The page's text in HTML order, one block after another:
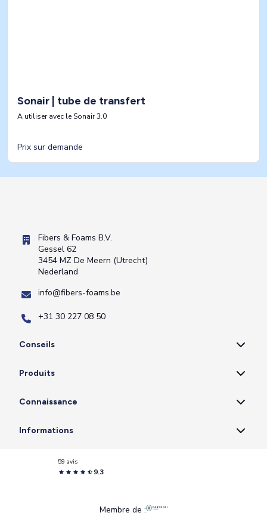
Sonair | tube de transfert
A utiliser avec le Sonair 3.0
Prix sur demande
Fibers & Foams B.V.
Gessel 62
3454 MZ De Meern (Utrecht)
Nederland
info@fibers-foams.be
+31 30 227 08 50
Conseils
Produits
Connaissance
Informations
59 avis
9.3
Membre de :